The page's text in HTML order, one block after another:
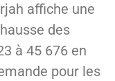
affiche une
des
à 45 676 en
pour les